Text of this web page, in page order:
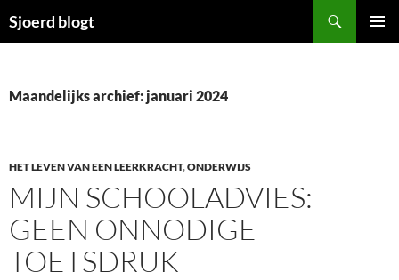
naar
Sjoerd blogt
Maandelijks archief: januari 2024
HET LEVEN VAN EEN LEERKRACHT,ONDERWIJS
MIJN SCHOOLADVIES:
GEEN ONNODIGE
TOETSDRUK